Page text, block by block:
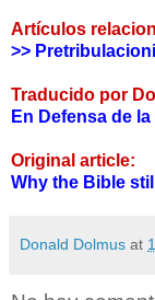
Artículos
>>
Traducido por
En Defensa de la
Original article:
Why the Bible
Donald Dolmus at